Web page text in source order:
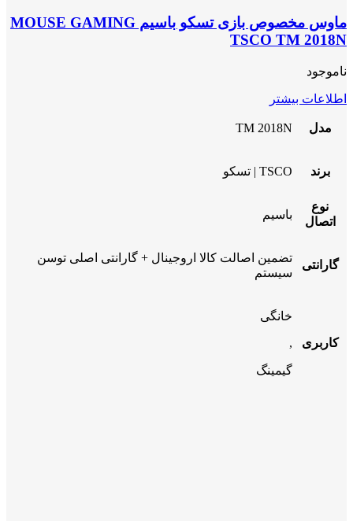
ماوس مخصوص بازی تسکو باسیم MOUSE GAMING
TSCO TM 2018N
ناموجود
اطلاعات بیشتر
مدل TM 2018N
برند TSCO | تسکو
نوع
اتصال
باسیم
گارانتی
تضمین اصالت کالا اروجینال + گارانتی اصلی توسن
سیستم
کاربری
خانگی
,
گیمینگ